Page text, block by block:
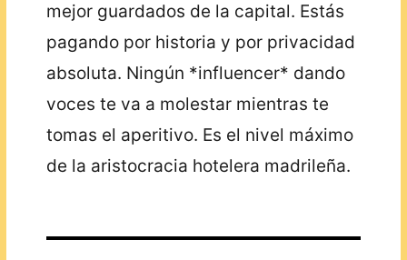
mejor guardados de la capital. Estás
pagando por historia y por privacidad
absoluta. Ningún *influencer* dando
voces te va a molestar mientras te
tomas el aperitivo. Es el nivel máximo
de la aristocracia hotelera madrileña.